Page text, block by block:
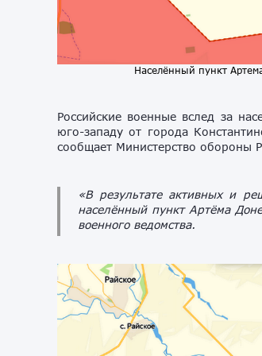
Населённый пункт
Российские военные вслед за
юго-западу от города
сообщает Министерство обороны
«В результате активных и
населённый пункт Артёма
военного ведомства.